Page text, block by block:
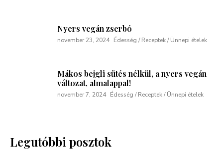
Nyers vegán zserbó
november 23, 2024 Édesség / Receptek / Ünnepi ételek
Mákos bejgli sütés nélkül, a nyers vegán
változat, almalappal!
november 7, 2024 Édesség / Receptek / Ünnepi ételek
Legutóbbi posztok